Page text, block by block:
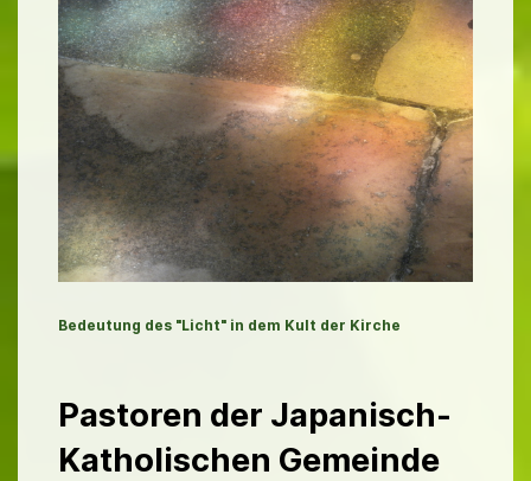
Bedeutung des "Licht" in dem Kult der Kirche
Pastoren der Japanisch-
Katholischen Gemeinde